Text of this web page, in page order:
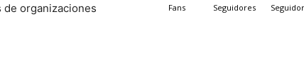
organizaciones
Fans Seguidores